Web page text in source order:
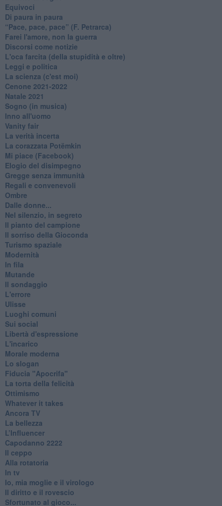
Equivoci
Di paura in paura
​“Pace, pace, pace” (F. Petrarca)
Farei l'amore, non la guerra
Discorsi come notizie
L'oca farcita (della stupidità e oltre)
Leggi e politica
La scienza (c'est moi)
Cenone 2021-2022
Natale 2021
Sogno (in musica)
Inno all'uomo
Vanity fair
La verità incerta
La corazzata Potëmkin
Mi piace (Facebook)
Elogio del disimpegno
Gregge senza immunità
Regali e convenevoli
Ombre
Dalle donne...
Nel silenzio, in segreto
Il pianto del campione
Il sorriso della Gioconda
Turismo spaziale
Modernità
In fila
Mutande
Il sondaggio
L'errore
Ulisse
Luoghi comuni
Sui social
Libertà d'espressione
L'incarico
Morale moderna
Lo slogan
Fiducia "Apocrifa"
La torta della felicità
Ottimismo
Whatever it takes
Ancora TV
La bellezza
L’Influencer
​Capodanno 2222
Il ceppo
Alla rotatoria
In tv
Io, mia moglie e il virologo
Il diritto e il rovescio
Sfortunato al gioco...